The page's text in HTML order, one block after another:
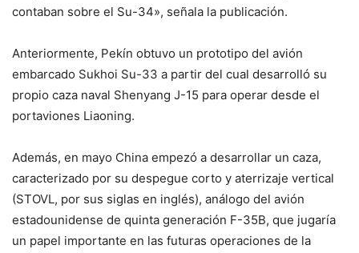
contaban sobre el Su-34», señala la publicación.
Anteriormente, Pekín obtuvo un prototipo del avión
embarcado Sukhoi Su-33 a partir del cual desarrolló su
propio caza naval Shenyang J-15 para operar desde el
portaviones Liaoning.
Además, en mayo China empezó a desarrollar un caza,
caracterizado por su despegue corto y aterrizaje vertical
(STOVL, por sus siglas en inglés), análogo del avión
estadounidense de quinta generación F-35B, que jugaría
un papel importante en las futuras operaciones de la